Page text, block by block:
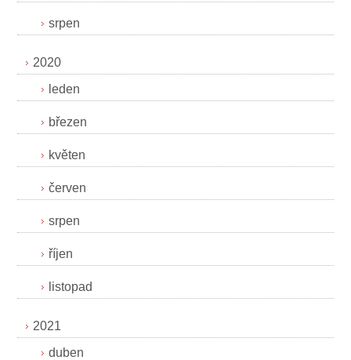
srpen
2020
leden
březen
květen
červen
srpen
říjen
listopad
2021
duben